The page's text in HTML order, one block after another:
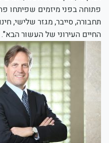
פתוחה בפני מיזמים שפיתחו
תחבורה, סייבר, מגזר שלישי,
החיים העירוני של העשור הבא".